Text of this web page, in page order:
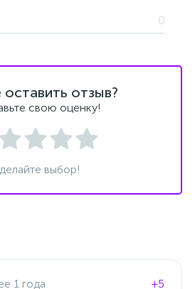
отзыв?
свою оценку!
выбор!
1 года +5
0